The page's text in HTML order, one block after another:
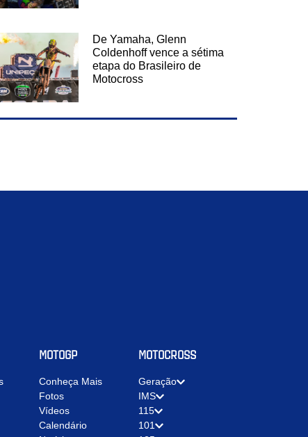
De Yamaha, Glenn
Coldenhoff vence a sétima
etapa do Brasileiro de
Motocross
MOTOGP
Conheça Mais
Fotos
Vídeos
Calendário
MOTOCROSS
Geração
IMS
115
101